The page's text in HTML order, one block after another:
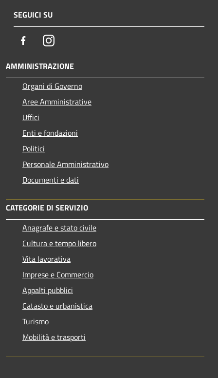
SEGUICI SU
FacebookInstagram
AMMINISTRAZIONE
Organi di Governo
Aree Amministrative
Uffici
Enti e fondazioni
Politici
Personale Amministrativo
Documenti e dati
CATEGORIE DI SERVIZIO
Anagrafe e stato civile
Cultura e tempo libero
Vita lavorativa
Imprese e Commercio
Appalti pubblici
Catasto e urbanistica
Turismo
Mobilità e trasporti